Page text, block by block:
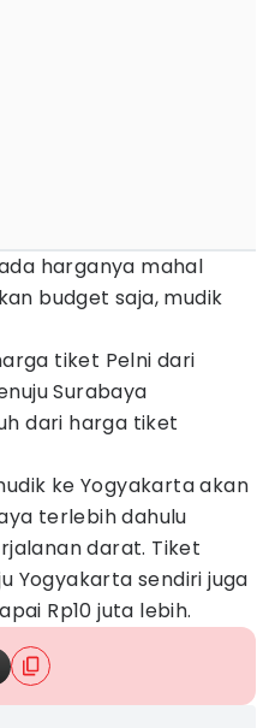
harganya mahal
budget saja, mudik
tiket Pelni dari
Surabaya
dari harga tiket
ke Yogyakarta akan
terlebih dahulu
darat. Tiket
Yogyakarta sendiri juga
Rp10 juta lebih.